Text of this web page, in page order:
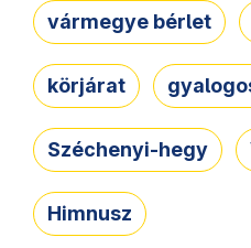
vármegye bérlet
körjárat
Széchenyi-hegy
Himnusz